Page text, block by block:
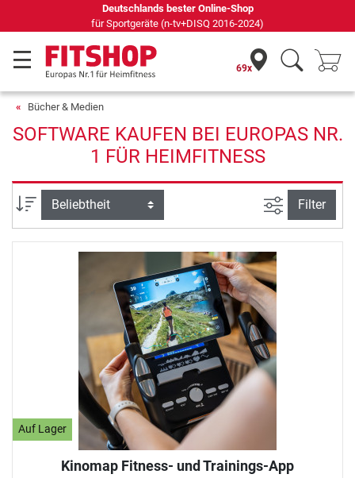
Deutschlands bester Online-Shop
für Sportgeräte (n-tv+DISQ 2016-2024)
69x
Bücher & Medien
SOFTWARE KAUFEN BEI EUROPAS NR.
1 FÜR HEIMFITNESS
Sortierung Ansicht
Filter
Auf Lager
Kinomap Fitness- und Trainings-App